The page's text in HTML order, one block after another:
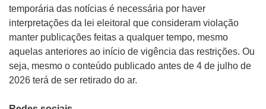
temporária das notícias é necessária por haver
interpretações da lei eleitoral que consideram violação
manter publicações feitas a qualquer tempo, mesmo
aquelas anteriores ao início de vigência das restrições. Ou
seja, mesmo o conteúdo publicado antes de 4 de julho de
2026 terá de ser retirado do ar.